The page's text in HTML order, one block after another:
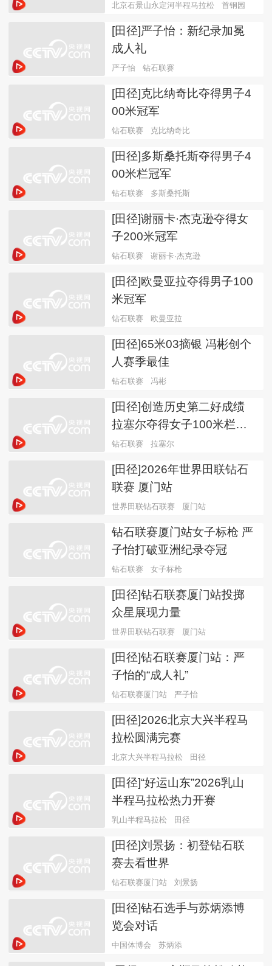
北京石景山永定河半程马拉松 首钢园
[田径]严子怡：新纪录加冕
成人礼
严子怡 钻石联赛
[田径]克比纳奇比夺得男子4
00米冠军
钻石联赛 克比纳奇比
[田径]多斯桑托斯夺得男子4
00米栏冠军
钻石联赛 多斯桑托斯
[田径]谢丽卡·杰克逊夺得女
子200米冠军
钻石联赛 谢丽卡·杰克逊
[田径]欧曼亚拉夺得男子100
米冠军
钻石联赛 欧曼亚拉
[田径]65米03摘银 冯彬创个
人赛季最佳
钻石联赛 冯彬
[田径]创造历史第二好成绩
拉塞尔夺得女子100米栏冠
军
钻石联赛 拉塞尔
[田径]2026年世界田联钻石
联赛 厦门站
世界田联钻石联赛 厦门站
钻石联赛厦门站女子标枪 严
子怡打破亚洲纪录夺冠
钻石联赛 女子标枪
[田径]钻石联赛厦门站投掷
众星展现力量
世界田联钻石联赛 厦门站
[田径]钻石联赛厦门站：严
子怡的“成人礼”
钻石联赛厦门站 严子怡
[田径]2026北京大兴半程马
拉松圆满完赛
北京大兴半程马拉松 田径
[田径]“好运山东”2026乳山
半程马拉松热力开赛
乳山半程马拉松 田径
[田径]刘景扬：初登钻石联
赛去看世界
钻石联赛厦门站 刘景扬
[田径]钻石选手与苏炳添博
览会对话
中国体博会 苏炳添